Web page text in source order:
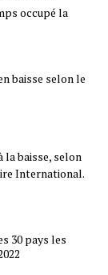
occupé la
baisse selon le
la baisse, selon
International.
30 pays les